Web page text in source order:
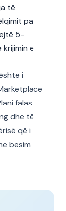
të
pa
5-
e
i
falas
dhe të
që i
besim